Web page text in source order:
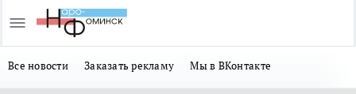
Все новости Заказать рекламу Мы в ВКонтакте